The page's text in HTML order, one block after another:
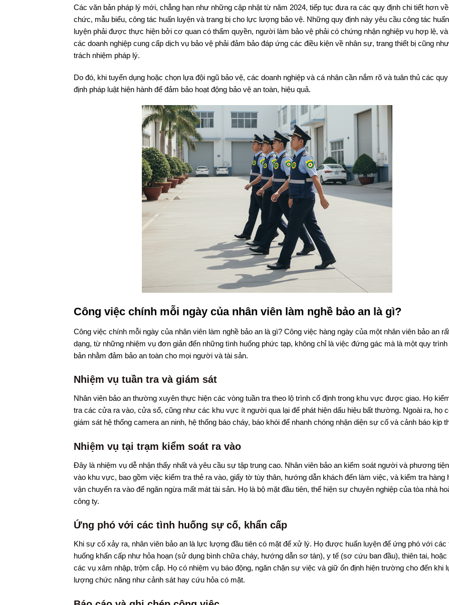
Các văn bản pháp lý mới, chẳng hạn như những cập nhật từ năm 2024, tiếp tục đưa ra các quy định chi tiết hơn
chức, mẫu biểu, công tác huấn luyện và trang bị cho lực lượng bảo vệ. Những quy định này yêu cầu công tác huấn
luyện phải được thực hiện bởi cơ quan có thẩm quyền, người làm bảo vệ phải có chứng nhận nghiệp vụ hợp lệ, và
các doanh nghiệp cung cấp dịch vụ bảo vệ phải đảm bảo đáp ứng các điều kiện về nhân sự, trang thiết bị cũng như
trách nhiệm pháp lý.
Do đó, khi tuyển dụng hoặc chọn lựa đội ngũ bảo vệ, các doanh nghiệp và cá nhân cần nắm rõ và tuân thủ các quy
định pháp luật hiện hành để đảm bảo hoạt động bảo vệ an toàn, hiệu quả.
Công việc chính mỗi ngày của nhân viên làm nghề bảo an là gì?
Công việc chính mỗi ngày của nhân viên làm nghề bảo an là gì? Công việc hàng ngày của một nhân viên bảo an
dạng, từ những nhiệm vụ đơn giản đến những tình huống phức tạp, không chỉ là việc đứng gác mà là một quy trình
bản nhằm đảm bảo an toàn cho mọi người và tài sản.
Nhiệm vụ tuần tra và giám sát
Nhân viên bảo an thường xuyên thực hiện các vòng tuần tra theo lộ trình cố định trong khu vực được giao. Họ
tra các cửa ra vào, cửa sổ, cũng như các khu vực ít người qua lại để phát hiện dấu hiệu bất thường. Ngoài ra, họ
giám sát hệ thống camera an ninh, hệ thống báo cháy, báo khói để nhanh chóng nhận diện sự cố và cảnh báo kịp
Nhiệm vụ tại trạm kiểm soát ra vào
Đây là nhiệm vụ dễ nhận thấy nhất và yêu cầu sự tập trung cao. Nhân viên bảo an kiểm soát người và phương
vào khu vực, bao gồm việc kiểm tra thẻ ra vào, giấy tờ tùy thân, hướng dẫn khách đến làm việc, và kiểm tra hàng
vận chuyển ra vào để ngăn ngừa mất mát tài sản. Họ là bộ mặt đầu tiên, thể hiện sự chuyên nghiệp của tòa nhà
công ty.
Ứng phó với các tình huống sự cố, khẩn cấp
Khi sự cố xảy ra, nhân viên bảo an là lực lượng đầu tiên có mặt để xử lý. Họ được huấn luyện để ứng phó với các
huống khẩn cấp như hỏa hoạn (sử dụng bình chữa cháy, hướng dẫn sơ tán), y tế (sơ cứu ban đầu), thiên tai, hoặc
các vụ xâm nhập, trộm cắp. Họ có nhiệm vụ báo động, ngăn chặn sự việc và giữ ổn định hiện trường cho đến khi
lượng chức năng như cảnh sát hay cứu hỏa có mặt.